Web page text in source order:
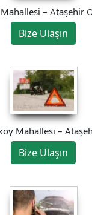
Mahallesi – Ataşehir
Bize Ulaşın
Mahallesi –
Bize Ulaşın